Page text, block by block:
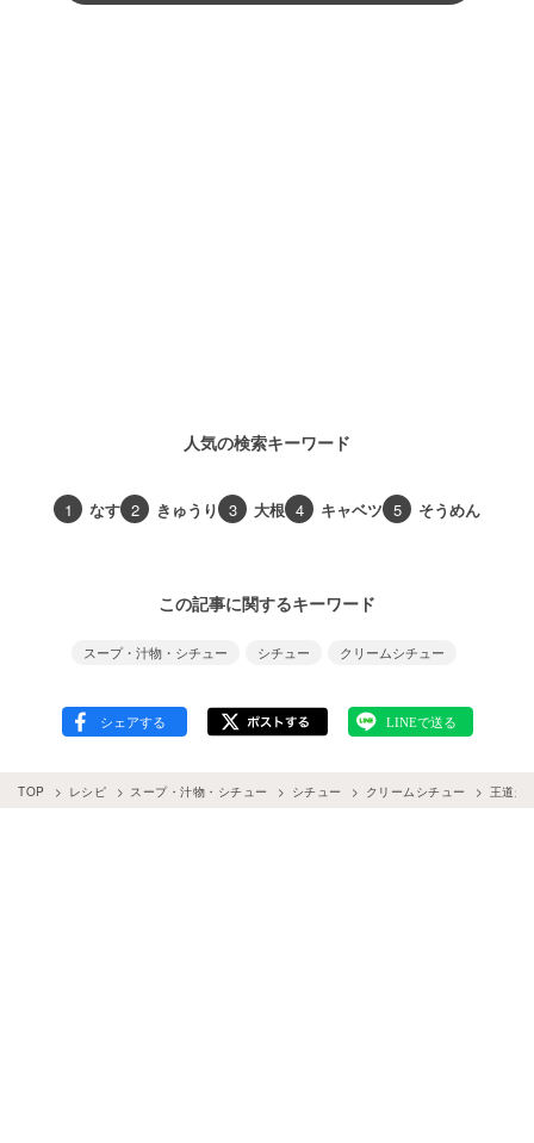
人気の検索キーワード
1 なす 2 きゅうり 3 大根 4 キャベツ 5 そうめん
この記事に関するキーワード
スープ・汁物・シチュー シチュー クリームシチュー
TOP レシピ スープ・汁物・シチュー シチュー クリームシチュー 王道か